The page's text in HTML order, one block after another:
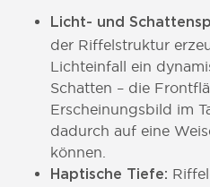
Licht- und
der Riffelstruktur
Lichteinfall ein
Schatten – die
Erscheinungsbild im
dadurch auf eine
können.
Haptische Tiefe: